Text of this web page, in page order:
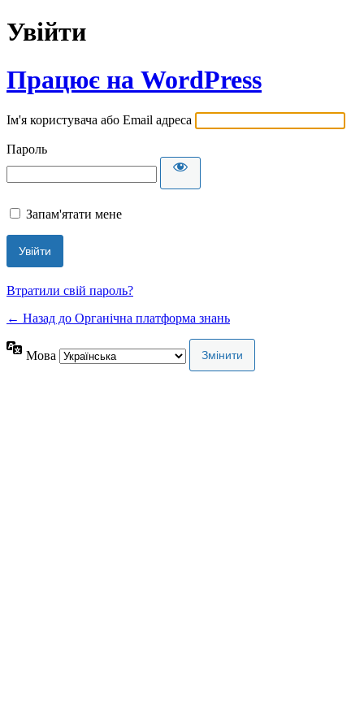
Увійти
Працює на WordPress
Ім'я користувача або Email адреса
Пароль
Запам'ятати мене
Втратили свій пароль?
← Назад до Органічна платформа знань
Мова